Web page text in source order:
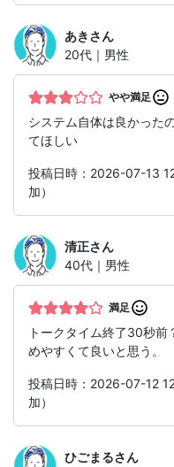
あきさん
20代｜男性
やや満足
システム自体は良かった
てほしい
投稿日時：2026-07-13
加）
清正さん
40代｜男性
満足
トークタイム終了30秒
めやすくて良いと思う。
投稿日時：2026-07-12
加）
ひごまるさん